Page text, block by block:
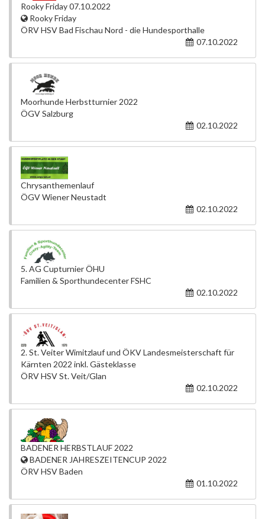
Rooky Friday 07.10.2022
Rooky Friday
ÖRV HSV Bad Fischau Nord - die Hundesporthalle
07.10.2022
Moorhunde Herbstturnier 2022
ÖGV Salzburg
02.10.2022
Chrysanthemenlauf
ÖGV Wiener Neustadt
02.10.2022
5. AG Cupturnier ÖHU
Familien & Sporthundecenter FSHC
02.10.2022
2. St. Veiter Wimitzlauf und ÖKV Landesmeisterschaft für
Kärnten 2022 inkl. Gästeklasse
ÖRV HSV St. Veit/Glan
02.10.2022
BADENER HERBSTLAUF 2022
BADENER JAHRESZEITENCUP 2022
ÖRV HSV Baden
01.10.2022